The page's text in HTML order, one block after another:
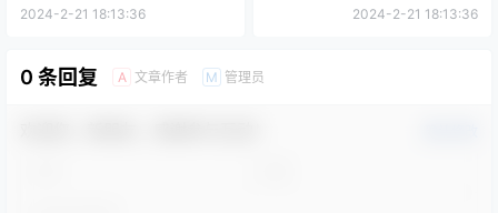
等）亳州市谯城区充电基础设
2024-2-21 18:13:36 2024-2-21 18:13:36
0 条回复 A 文章作者 M 管理员